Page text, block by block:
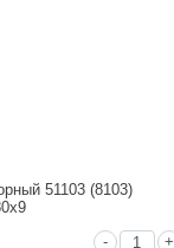
51103 (8103)
- +